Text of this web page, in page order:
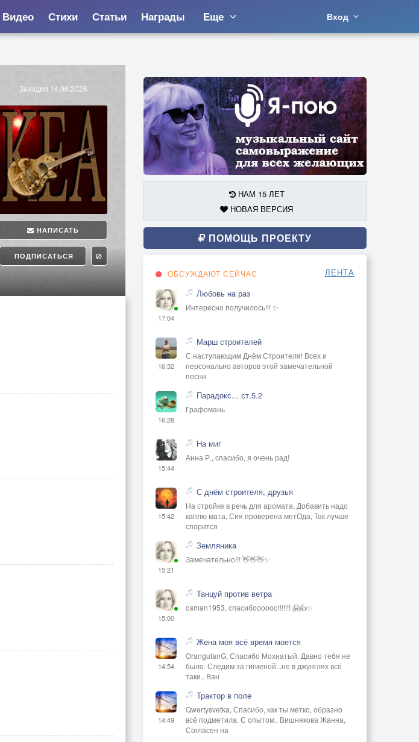
Видео Стихи Статьи Награды Еще Вход
Заходил 14.06.2026
НАПИСАТЬ
ПОДПИСАТЬСЯ
НАМ 15 ЛЕТ
НОВАЯ ВЕРСИЯ
ПОМОЩЬ ПРОЕКТУ
ОБСУЖДАЮТ СЕЙЧАС ЛЕНТА
17:04
Любовь на раз
Интересно получилось!!! ✨
16:32
Марш строителей
С наступающим Днём Строителя! Всех и
персонально авторов этой замечательной
песни
16:28
Парадокс... ст.5.2
Графомань
15:44
На миг
Анна Р., спасибо, я очень рад!
15:42
С днём строителя, друзья
На стройке в речь для аромата, Добавить надо
каплю мата, Сия проверена метОда, Так лучше
спорится
15:21
Земляника
Замечательно!!! 👋👋👋✨
15:00
Танцуй против ветра
osman1953, спасибоооооо!!!!!!! 🤗👍✨
14:54
Жена моя всё время моется
OrangutanG, Спасибо Мохнатый. Давно тебя не
было. Следим за гигиеной...не в джунглях всё
таки.. Ван
14:49
Трактор в поле
Qwertysvetka, Спасибо, как ты метко, образно
всё подметила. С опытом.. Вишнякова Жанна,
Согласен на